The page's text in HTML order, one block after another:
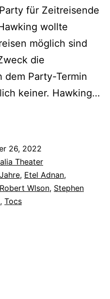
für Zeitreisende
wollte
möglich sind
die
dem Party-Termin
keiner. Hawking…
26, 2022
Theater
, Etel Adnan,
Robert Wlson, Stephen
, Tocs